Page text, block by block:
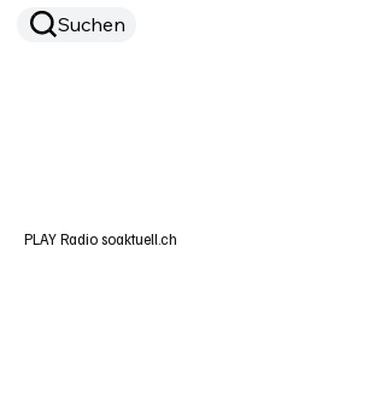
Suchen
PLAY Radio soaktuell.ch